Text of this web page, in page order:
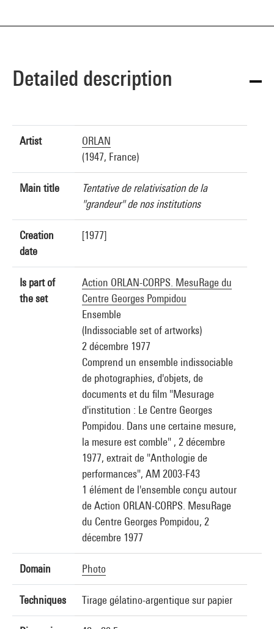
Detailed description
Artist
ORLAN
(1947, France)
Main title
Tentative de relativisation de la
"grandeur" de nos institutions
Creation
date
[1977]
Is part of
the set
Action ORLAN-CORPS. MesuRage du
Centre Georges Pompidou
Ensemble
(Indissociable set of artworks)
2 décembre 1977
Comprend un ensemble indissociable
de photographies, d'objets, de
documents et du film "Mesurage
d'institution : Le Centre Georges
Pompidou. Dans une certaine mesure,
la mesure est comble" , 2 décembre
1977, extrait de "Anthologie de
performances", AM 2003-F43
1 élément de l'ensemble conçu autour
de Action ORLAN-CORPS. MesuRage
du Centre Georges Pompidou, 2
décembre 1977
Domain Photo
Techniques Tirage gélatino-argentique sur papier